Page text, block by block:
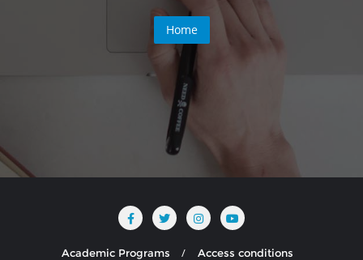
Home
Academic Programs Access conditions